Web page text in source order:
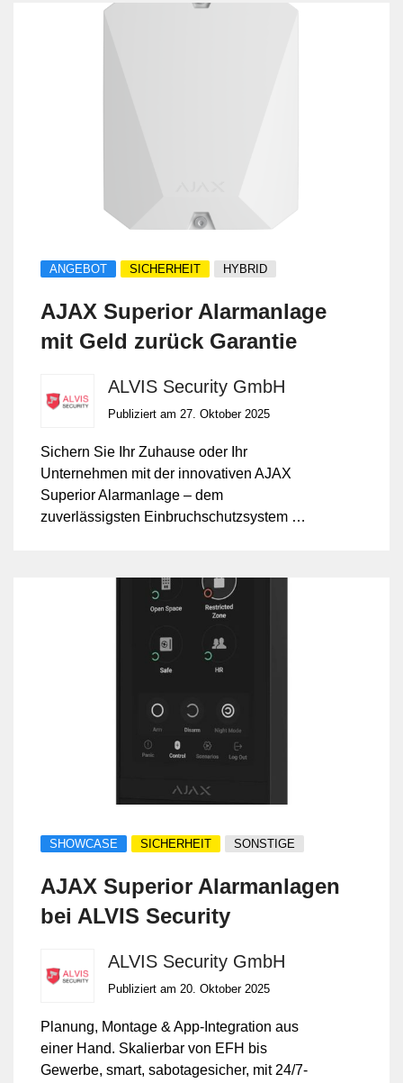
ANGEBOT SICHERHEIT HYBRID
AJAX Superior Alarmanlage
mit Geld zurück Garantie
ALVIS Security GmbH
Publiziert am 27. Oktober 2025
Sichern Sie Ihr Zuhause oder Ihr
Unternehmen mit der innovativen AJAX
Superior Alarmanlage – dem
zuverlässigsten Einbruchschutzsystem der
starten Sie risikofrei in Ihre Sicherheit.
Installation, Programmierung und App-
Security GmbH – 17 Jahre Erfahrung in
Sicherheitstechnik inklusive.
SHOWCASE SICHERHEIT SONSTIGE
AJAX Superior Alarmanlagen
bei ALVIS Security
ALVIS Security GmbH
Publiziert am 20. Oktober 2025
Planung, Montage & App-Integration aus
einer Hand. Skalierbar von EFH bis
Gewerbe, smart, sabotagesicher, mit 24/7-